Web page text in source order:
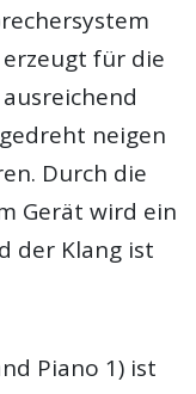
für die
neigen
Durch die
Gerät wird ein
der Klang ist
Piano 1) ist